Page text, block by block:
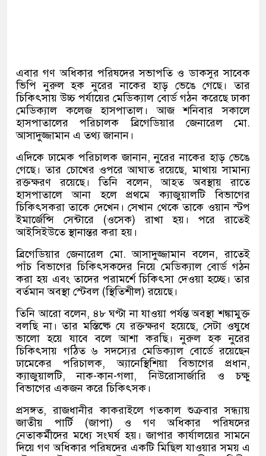
এবার গণ অধিকার পরিষদের সভাপতি ও ডাকসুর সাবেক
ভিপি নুরুল হক নুরের নাকের হাড় ভেঙে গেছে। তার
চিকিৎসায় উচ্চ পর্যায়ের মেডিক্যাল বোর্ড গঠন করেছে ঢাকা
মেডিক্যাল কলেজ হাসপাতাল। আজ শনিবার সকালে
হাসপাতালের পরিচালক ব্রিগেডিয়ার জেনারেল মো.
আসাদুজ্জামান এ তথ্য জানান।
এদিকে ঢামেক পরিচালক জানান, নুরের নাকের হাড় ভেঙে
গেছে। তার চোখের ওপরে আঘাত রয়েছে, মাথায় সামান্য
রক্তক্ষরণ রয়েছে। তিনি বলেন, আহত অবস্থায় রাতে
হাসপাতালে আনা হলে প্রথমে ক্যাজুয়ালটি বিভাগের
চিকিৎসকরা তাকে দেখেন। সেখান থেকে তাকে ওয়ান স্টপ
ইমার্জেন্সি সেন্টারে (ওসেক) রাখা হয়। পরে রাতেই
আইসিইউতে স্থানান্তর করা হয়।
ব্রিগেডিয়ার জেনারেল মো. আসাদুজ্জামান বলেন, রাতেই
পাঁচ বিভাগের চিকিৎসকদের নিয়ে মেডিক্যাল বোর্ড গঠন
করা হয় এবং তাদের পরামর্শে চিকিৎসা দেওয়া হচ্ছে। তার
বর্তমান অবস্থা স্টেবল (স্থিতিশীল) রয়েছে।
তিনি আরো বলেন, ৪৮ ঘণ্টা না যাওয়া পর্যন্ত অবস্থা শঙ্কামুক্ত
বলছি না। তার মস্তিষ্কে যে রক্তক্ষরণ হয়েছে, সেটা ওষুধে
ভালো হয়ে যাবে বলে আশা করছি। নুরুল হক নুরের
চিকিৎসায় গঠিত ৬ সদস্যের মেডিক্যাল বোর্ডে রয়েছেন
ঢামেকের পরিচালক, অ্যানেস্থিশিয়া বিভাগের প্রধান,
ক্যাজুয়ালটি, নাক-কান-গলা, নিউরোসার্জারি ও চক্ষু
বিভাগের একজন করে চিকিৎসক।
প্রসঙ্গত, রাজধানীর কাকরাইলে গতকাল শুক্রবার সন্ধ্যায়
জাতীয় পার্টি (জাপা) ও গণ অধিকার পরিষদের
নেতাকর্মীদের মধ্যে সংঘর্ষ হয়। জাপার কার্যালয়ের সামনে
দিয়ে গণ অধিকার পরিষদের একটি মিছিল যাওয়ার সময় এ